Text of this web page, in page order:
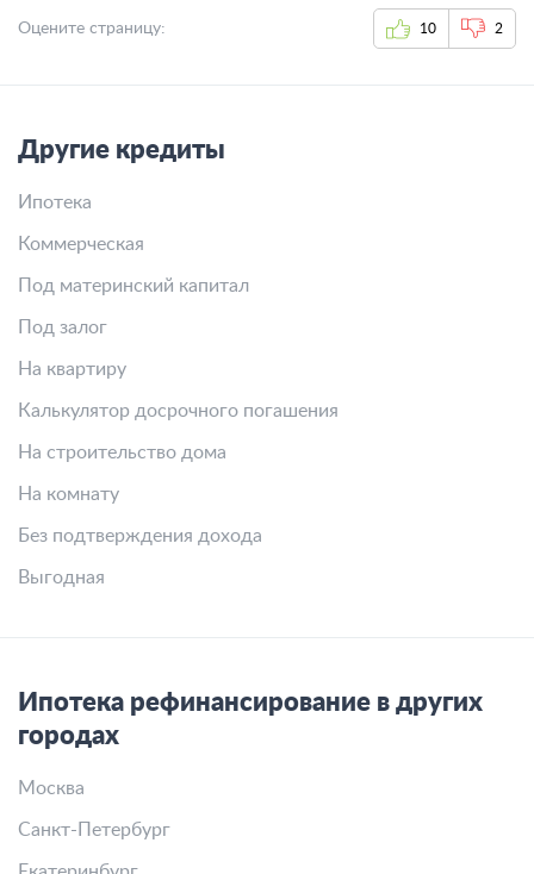
Оцените страницу: 10 2
Другие кредиты
Ипотека
Коммерческая
Под материнский капитал
Под залог
На квартиру
Калькулятор досрочного погашения
На строительство дома
На комнату
Без подтверждения дохода
Выгодная
Ипотека рефинансирование в других
городах
Москва
Санкт-Петербург